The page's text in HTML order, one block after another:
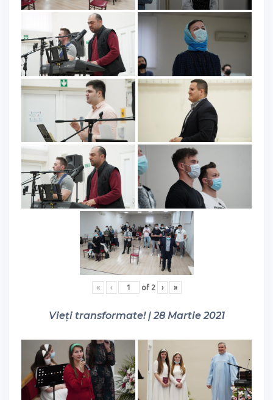
« ‹ of 2 › »
Vieți transformate! | 28 Martie 2021